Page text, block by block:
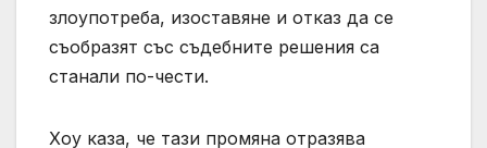
злоупотреба, изоставяне и отказ да се
съобразят със съдебните решения са
станали по-чести.
Хоу каза, че тази промяна отразява